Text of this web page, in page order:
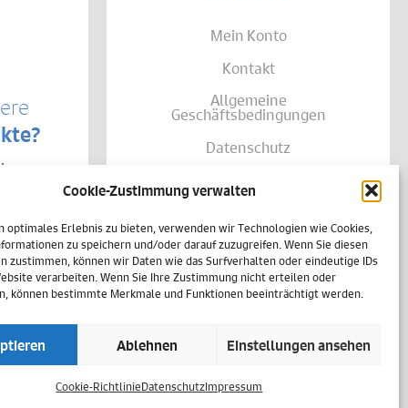
Cookie-Zustimmung verwalten
optimales Erlebnis zu bieten, verwenden wir Technologien wie Cookies,
zu speichern und/oder darauf zuzugreifen. Wenn Sie diesen
zustimmen, können wir Daten wie das Surfverhalten oder eindeutige IDs
verarbeiten. Wenn Sie Ihre Zustimmung nicht erteilen oder
können bestimmte Merkmale und Funktionen beeinträchtigt werden.
Ablehnen Einstellungen ansehen
Cookie-RichtlinieDatenschutzImpressum
von
Ihrer
Mein Konto
Kontakt
Allgemeine
Geschäftsbedingungen
Datenschutz
Versand & Lieferung
Impressum
Vertrag widerrufen